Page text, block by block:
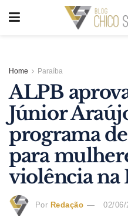
Home Paraíba
ALPB
Júnior
programa
para
violência na
Por Redação 02/06/